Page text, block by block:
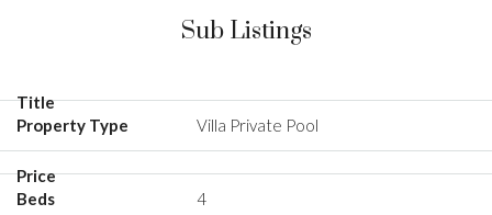
Sub Listings
Villa Private Pool
4